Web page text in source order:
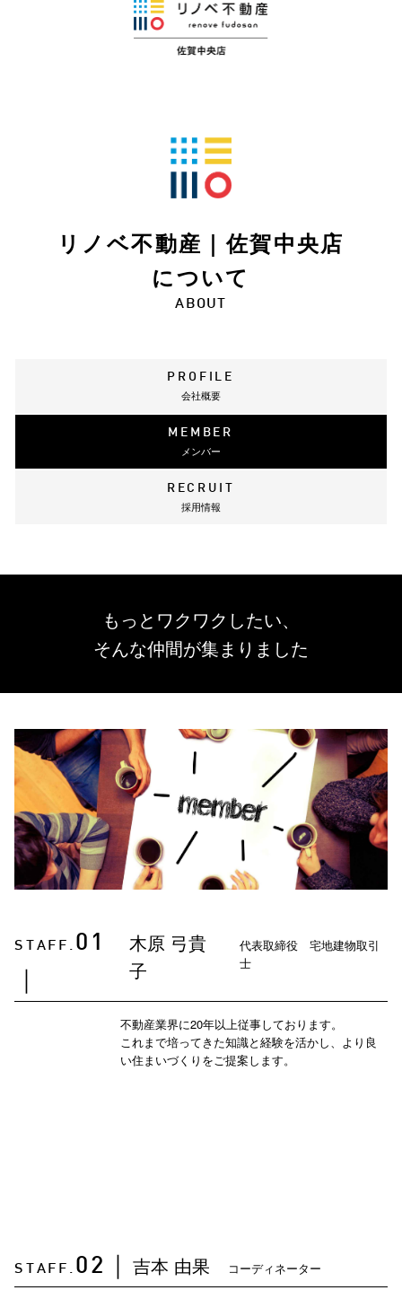
リノベ不動産｜佐賀中央店
について
ABOUT
PROFILE
会社概要
MEMBER
メンバー
RECRUIT
採用情報
もっとワクワクしたい、
そんな仲間が集まりました
STAFF. 01
木原 弓貴
子
代表取締役 宅地建物取引
士
不動産業界に20年以上従事しております。
これまで培ってきた知識と経験を活かし、より良
い住まいづくりをご提案します。
STAFF. 02 吉本 由果 コーディネーター